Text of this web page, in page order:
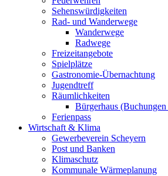
Sehenswürdigkeiten
Rad- und Wanderwege
Wanderwege
Radwege
Freizeitangebote
Spielplätze
Gastronomie-Übernachtung
Jugendtreff
Räumlichkeiten
Bürgerhaus
Ferienpass
Wirtschaft & Klima
Gewerbeverein Scheyern
Post und Banken
Klimaschutz
Kommunale Wärmeplanung